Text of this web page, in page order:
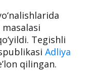
Tegishli
Adliya
qilingan.